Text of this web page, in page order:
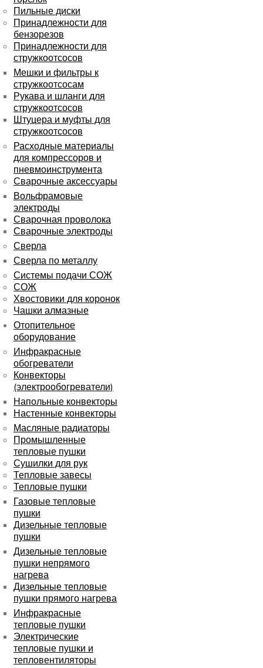
Пильные диски
Принадлежности для
бензорезов
Принадлежности для
стружкоотсосов
Мешки и фильтры к
стружкоотсосам
Рукава и шланги для
стружкоотсосов
Штуцера и муфты для
стружкоотсосов
Расходные материалы
для компрессоров и
пневмоинструмента
Сварочные аксессуары
Вольфрамовые
электроды
Сварочная проволока
Сварочные электроды
Сверла
Сверла по металлу
Системы подачи СОЖ
СОЖ
Хвостовики для коронок
Чашки алмазные
Отопительное
оборудование
Инфракрасные
обогреватели
Конвекторы
(электрообогреватели)
Напольные конвекторы
Настенные конвекторы
Масляные радиаторы
Промышленные
тепловые пушки
Сушилки для рук
Тепловые завесы
Тепловые пушки
Газовые тепловые
пушки
Дизельные тепловые
пушки
Дизельные тепловые
пушки непрямого
нагрева
Дизельные тепловые
пушки прямого нагрева
Инфракрасные
тепловые пушки
Электрические
тепловые пушки и
тепловентиляторы